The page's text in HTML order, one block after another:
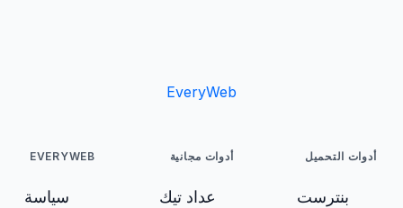
EveryWeb
أدوات التحميل
بنترست
أدوات مجانية
عداد تيك
EVERYWEB
سياسة